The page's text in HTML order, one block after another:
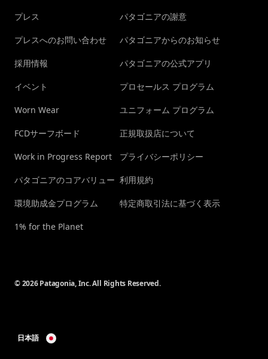
プレス
プレスへのお問い合わせ
採用情報
イベント
Worn Wear
FCDサーフボード
Work in Progress Report
パタゴニアのコアバリュー
環境助成金プログラム
1% for the Planet
パタゴニアの謝意
パタゴニアからのお知らせ
パタゴニアの公式アプリ
プロセールス プログラム
ユニフォーム プログラム
正規取扱店について
プライバシーポリシー
利用規約
特定商取引法に基づく表示
© 2026 Patagonia, Inc. All Rights Reserved.
日本語